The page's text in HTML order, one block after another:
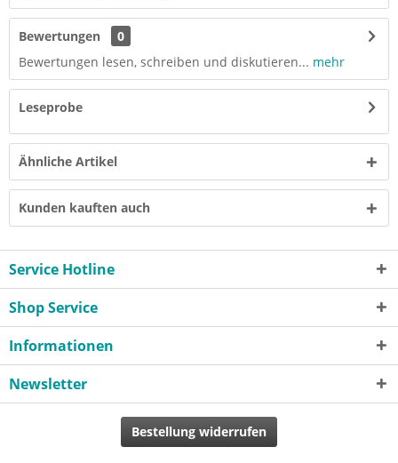
Bewertungen
0
Bewertungen lesen, schreiben und diskutieren... mehr
Leseprobe
Ähnliche Artikel
Kunden kauften auch
Service Hotline
Shop Service
Informationen
Newsletter
Bestellung widerrufen